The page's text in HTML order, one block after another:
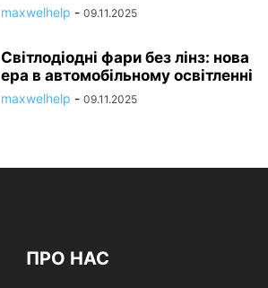
maxwelhelp - 09.11.2025
Світлодіодні фари без лінз: нова
ера в автомобільному освітленні
maxwelhelp - 09.11.2025
ПРО НАС